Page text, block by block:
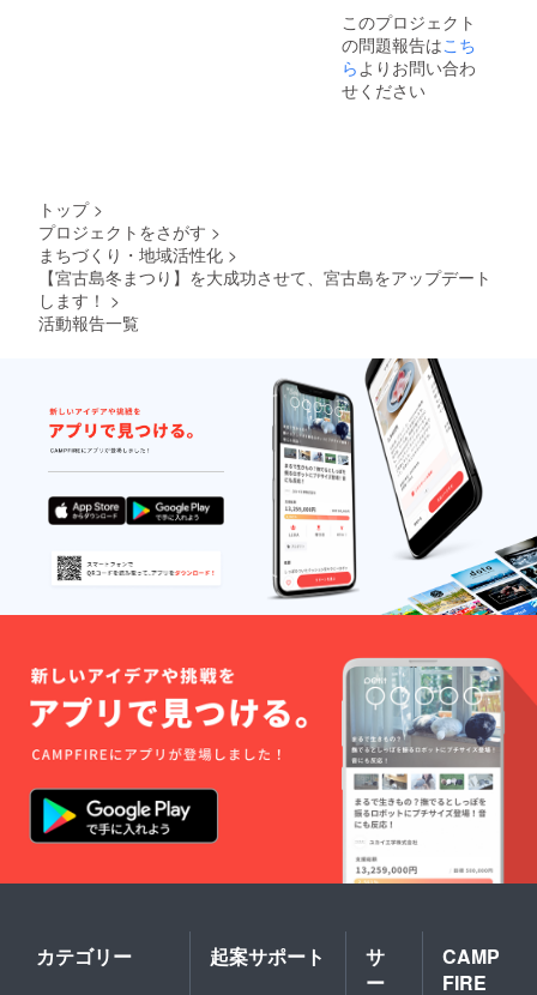
行しま
す 企業
様向け
です。
貴社の
介する
やりと
りさせ
ていた
だきま
す。
冬まつ
りで司
会が壇
上であ
なたの
ook他）
どの配
布を代
行しま
す 企業
様向け
です。
貴社の
事業を
PRしま
す。 ※
掲示す
るロゴ
の入稿
や壇上
介する
内容な
どは別
途メー
ル等で
やりと
りさせ
ていた
だきま
このプロジェクト
の問題報告はこち
らよりお問い合わ
せください
トップ >
プロジェクトをさがす >
まちづくり・地域活性化 >
【宮古島冬まつり】を大成功させて、宮古島をアップデート
します！ >
活動報告一覧
カテゴリー 起案サポート
サ
ー
CAMP
FIRE